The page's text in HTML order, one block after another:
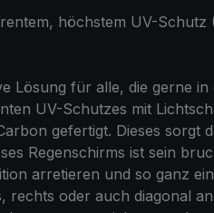
höchstem UV-
für alle, die gerne
UV-Schutzes mit
gefertigt. Dieses
Regenschirms ist sein
arretieren und so ganz
oder auch diagonal